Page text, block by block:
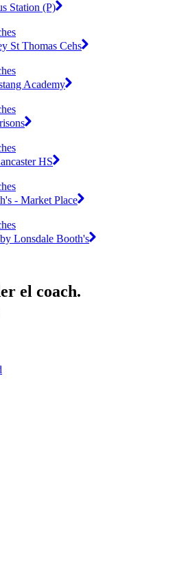
Station (P)
St Thomas Cehs
Academy
HS
- Market Place
Lonsdale Booth's
el coach.